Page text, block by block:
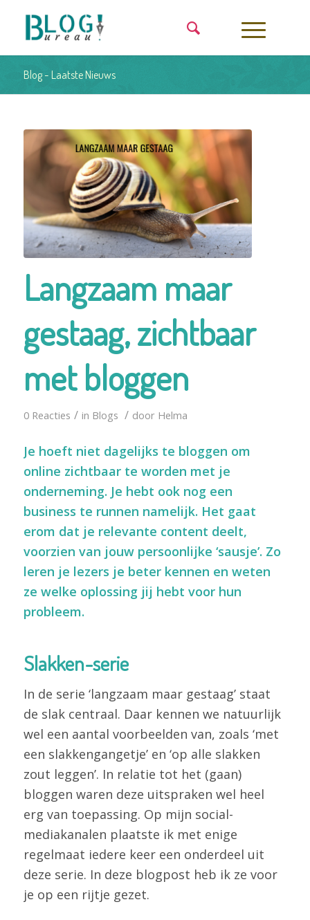
Blog - Laatste Nieuws
Langzaam maar
gestaag, zichtbaar
met bloggen
0 Reacties / in Blogs / door Helma
Je hoeft niet dagelijks te bloggen om
online zichtbaar te worden met je
onderneming. Je hebt ook nog een
business te runnen namelijk. Het gaat
erom dat je relevante content deelt,
voorzien van jouw persoonlijke ‘sausje’. Zo
leren je lezers je beter kennen en weten
ze welke oplossing jij hebt voor hun
probleem.
Slakken-serie
In de serie ‘langzaam maar gestaag’ staat
de slak centraal. Daar kennen we natuurlijk
wel een aantal voorbeelden van, zoals ‘met
een slakkengangetje’ en ‘op alle slakken
zout leggen’. In relatie tot het (gaan)
bloggen waren deze uitspraken wel heel
erg van toepassing. Op mijn social-
mediakanalen plaatste ik met enige
regelmaat iedere keer een onderdeel uit
deze serie. In deze blogpost heb ik ze voor
je op een rijtje gezet.